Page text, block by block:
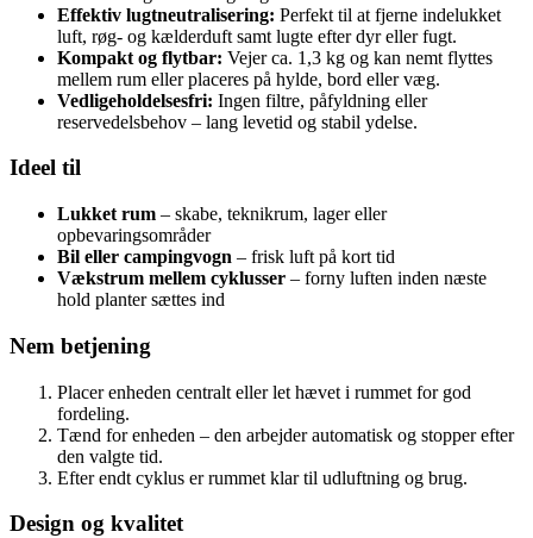
Effektiv lugtneutralisering: Perfekt til at fjerne indelukket
luft, røg- og kælderduft samt lugte efter dyr eller fugt.
Kompakt og flytbar: Vejer ca. 1,3 kg og kan nemt flyttes
mellem rum eller placeres på hylde, bord eller væg.
Vedligeholdelsesfri: Ingen filtre, påfyldning eller
reservedelsbehov – lang levetid og stabil ydelse.
Ideel til
Lukket rum – skabe, teknikrum, lager eller
opbevaringsområder
Bil eller campingvogn – frisk luft på kort tid
Vækstrum mellem cyklusser – forny luften inden næste
hold planter sættes ind
Nem betjening
Placer enheden centralt eller let hævet i rummet for god
fordeling.
Tænd for enheden – den arbejder automatisk og stopper efter
den valgte tid.
Efter endt cyklus er rummet klar til udluftning og brug.
Design og kvalitet